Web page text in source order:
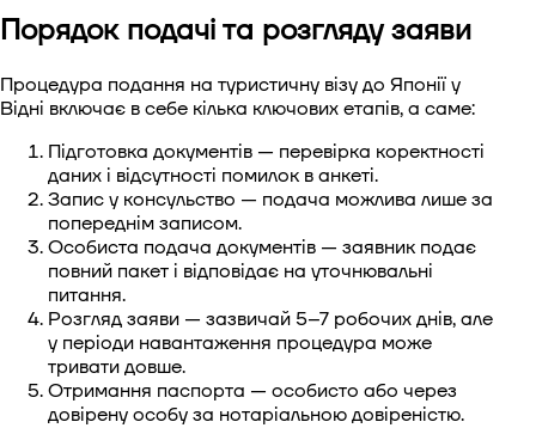
Порядок подачі та розгляду заяви
Процедура подання на туристичну візу до Японії у
Відні включає в себе кілька ключових етапів, а саме:
Підготовка документів — перевірка коректності
даних і відсутності помилок в анкеті.
Запис у консульство — подача можлива лише за
попереднім записом.
Особиста подача документів — заявник подає
повний пакет і відповідає на уточнювальні
питання.
Розгляд заяви — зазвичай 5–7 робочих днів, але
у періоди навантаження процедура може
тривати довше.
Отримання паспорта — особисто або через
довірену особу за нотаріальною довіреністю.